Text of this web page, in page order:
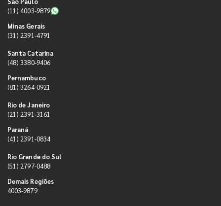
(11) 4003-9879
Minas Gerais
(31) 2391-4791
Santa Catarina
(48) 3380-9406
Pernambuco
(81) 3264-0921
Rio de Janeiro
(21) 2391-3161
Paraná
(41) 2391-0834
Rio Grande do Sul
(51) 2797-0488
Demais Regiões
4003-9879